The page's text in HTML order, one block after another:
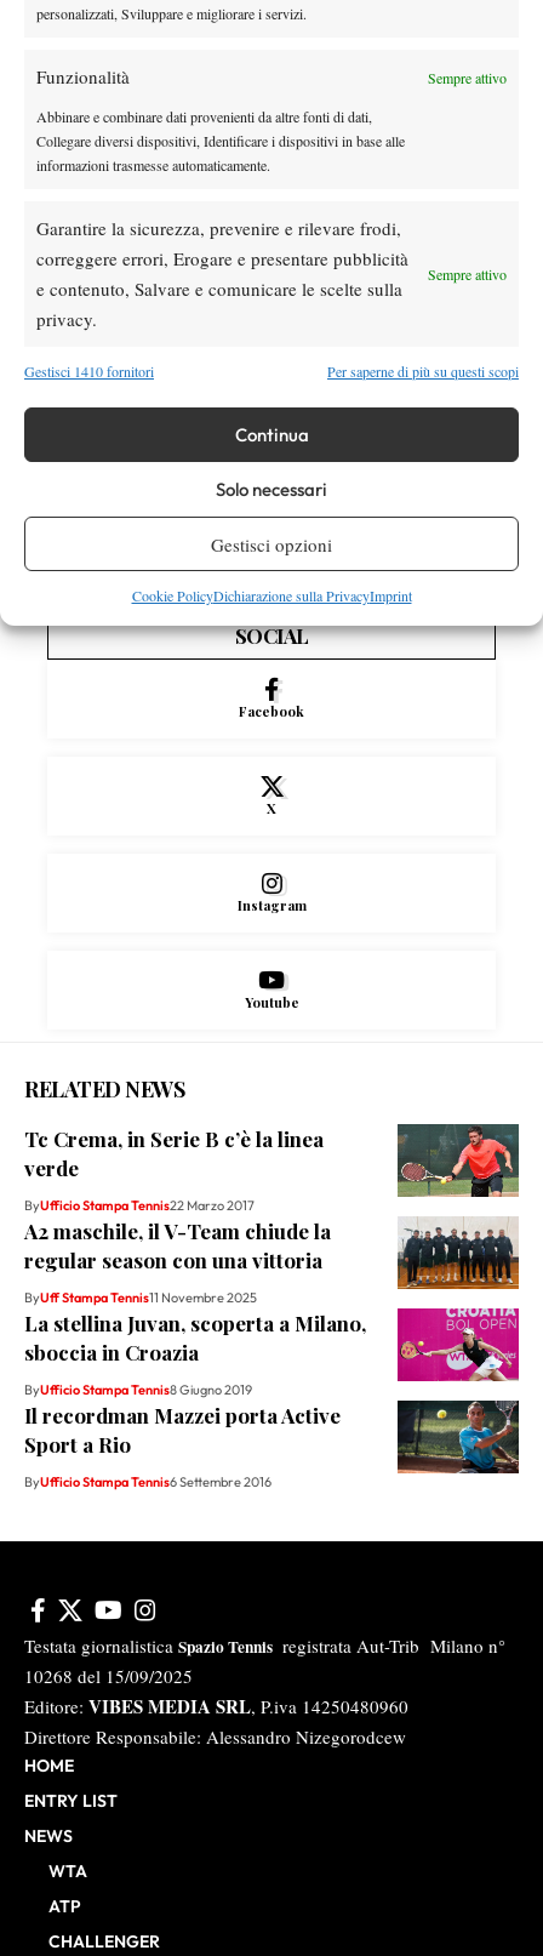
personalizzati, Sviluppare e migliorare i servizi.
Funzionalità Sempre attivo
Abbinare e combinare dati provenienti da altre fonti di dati,
Collegare diversi dispositivi, Identificare i dispositivi in base alle
informazioni trasmesse automaticamente.
Garantire la sicurezza, prevenire e rilevare frodi,
correggere errori, Erogare e presentare pubblicità
e contenuto, Salvare e comunicare le scelte sulla
privacy.
Sempre attivo
Gestisci 1410 fornitori Per saperne di più su questi scopi
Continua
Solo necessari
Gestisci opzioni
Cookie PolicyDichiarazione sulla PrivacyImprint
Atp News
Masters 1000 Montreal 2026: programma,
orario e ordine di gioco venerdì 7 agosto.
Atp News
Masters 1000 Montreal 2026: Darderi
rimonta Shang e vola agli ottavi
Wta
WTA 1000 Toronto 2026: pioggia pesante,
gioco sospeso
SOCIAL
Facebook
X
Instagram
Youtube
RELATED NEWS
Tc Crema, in Serie B c’è la linea
verde
ByUfficio Stampa Tennis22 Marzo 2017
A2 maschile, il V-Team chiude la
regular season con una vittoria
ByUff Stampa Tennis11 Novembre 2025
La stellina Juvan, scoperta a Milano,
sboccia in Croazia
ByUfficio Stampa Tennis8 Giugno 2019
Il recordman Mazzei porta Active
Sport a Rio
ByUfficio Stampa Tennis6 Settembre 2016
Testata giornalistica Spazio Tennis registrata Aut-Trib Milano n°
10268 del 15/09/2025
Editore: VIBES MEDIA SRL, P.iva 14250480960
Direttore Responsabile: Alessandro Nizegorodcew
HOME
ENTRY LIST
NEWS
WTA
ATP
CHALLENGER